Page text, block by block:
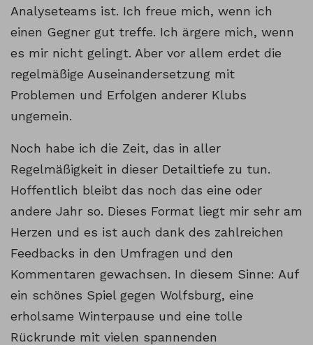
Analyseteams ist. Ich freue mich, wenn ich
einen Gegner gut treffe. Ich ärgere mich, wenn
es mir nicht gelingt. Aber vor allem erdet die
regelmäßige Auseinandersetzung mit
Problemen und Erfolgen anderer Klubs
ungemein.
Noch habe ich die Zeit, das in aller
Regelmäßigkeit in dieser Detailtiefe zu tun.
Hoffentlich bleibt das noch das eine oder
andere Jahr so. Dieses Format liegt mir sehr am
Herzen und es ist auch dank des zahlreichen
Feedbacks in den Umfragen und den
Kommentaren gewachsen. In diesem Sinne: Auf
ein schönes Spiel gegen Wolfsburg, eine
erholsame Winterpause und eine tolle
Rückrunde mit vielen spannenden